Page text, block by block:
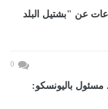
الطفوحات.. قطع المياه 6 ساعات عن "بشتيل البلد
0
مسئول باليونسكو: